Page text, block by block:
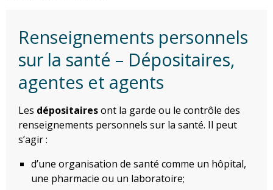
Renseignements personnels
sur la santé – Dépositaires,
agentes et agents
Les dépositairesont la garde ou le contrôle des
renseignements personnels sur la santé. Il peut
s’agir :
d’une organisation de santé comme un hôpital,
une pharmacie ou un laboratoire;